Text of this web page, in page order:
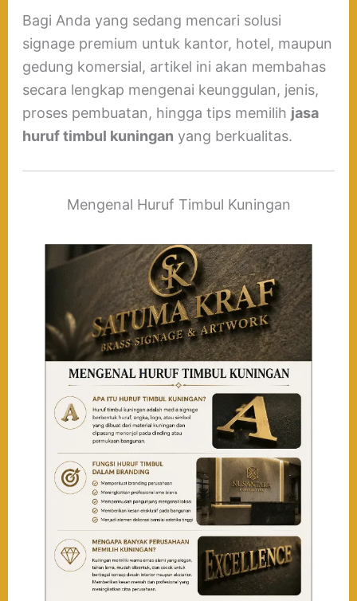
Bagi Anda yang sedang mencari solusi
signage premium untuk kantor, hotel, maupun
gedung komersial, artikel ini akan membahas
secara lengkap mengenai keunggulan, jenis,
proses pembuatan, hingga tips memilih jasa
huruf timbul kuningan yang berkualitas.
Mengenal Huruf Timbul Kuningan